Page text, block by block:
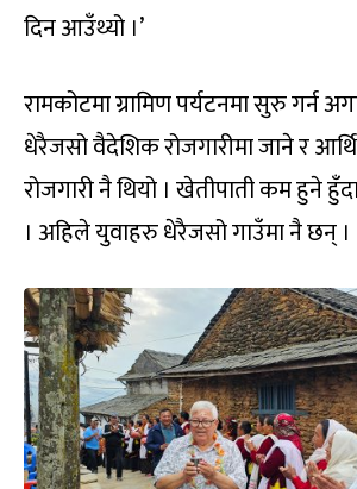
दिन आउँथ्यो ।’
रामकोटमा ग्रामिण पर्यटनमा सुरु गर्न
धेरैजसो वैदेशिक रोजगारीमा जाने र
रोजगारी नै थियो । खेतीपाती कम हुने
। अहिले युवाहरु धेरैजसो गाउँमा नै छन् ।